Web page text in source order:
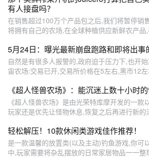
有人接盘吗？
在销售超过100万个产品包之后,我们将暂停销
将拥有自己的农场,在全球种植供应新鲜农产品
5月24日：曝光最新崩盘跑路和即将出事
自然是有很多人报警的,政府迫于压力下,也开
宙农场:交易已开,交易所价格在5左右,黑市12
《超人怪兽农场》：能沉迷上数十小时
《超人怪兽农场》是由光荣特库摩开发的一款
玩家还是优先让怪物休息,恢复之后再进行新的
轻松解压！10款休闲类游戏佳作推荐！
是一款温馨的放置类(以及主动)钓鱼游戏,你可
中,玩家需要将杂乱摆放的日常家居物品一一整